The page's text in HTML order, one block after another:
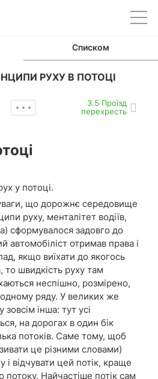
Списком
РУХУ В ПОТОЦІ
3.5 Проїзд
перехресть
у потоці.
що дорожнє середовище
руху, менталітет водіїв,
сформувалося задовго до
автомобіліст отримав права і
якщо виїхати до якогось
то швидкість руху там
неспішно, розмірено,
ряду. У великих же
зовсім інша: тут усі
на дорогах в один бік
потоків. Саме тому, щоб
це різними словами)
і відчувати цей потік, краще
потоку. Найчастіше потік сам